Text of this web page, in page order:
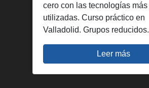
cero con las tecnologías más
utilizadas. Curso práctico en
Valladolid. Grupos reducidos.
Leer más